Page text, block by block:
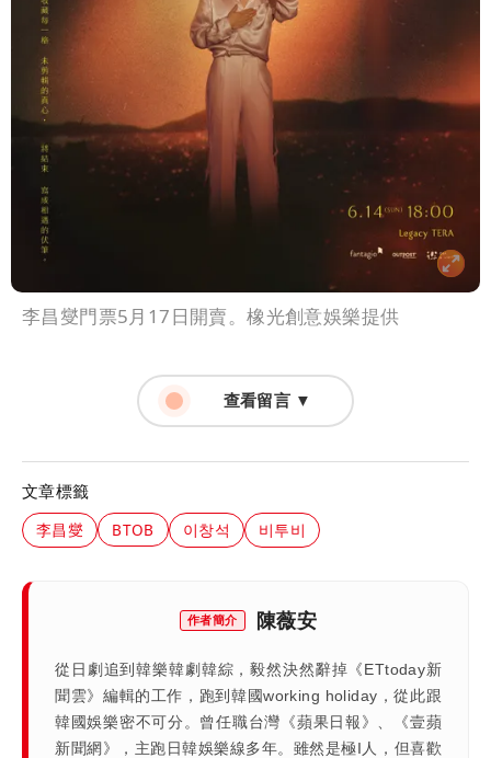
李昌燮門票5月17日開賣。橡光創意娛樂提供
查看留言 ▼
文章標籤
李昌燮 BTOB 이창석 비투비
作者簡介 陳薇安
從日劇追到韓樂韓劇韓綜，毅然決然辭掉《ETtoday新
聞雲》編輯的工作，跑到韓國working holiday，從此跟
韓國娛樂密不可分。曾任職台灣《蘋果日報》、《壹蘋
新聞網》，主跑日韓娛樂線多年。雖然是極I人，但喜歡